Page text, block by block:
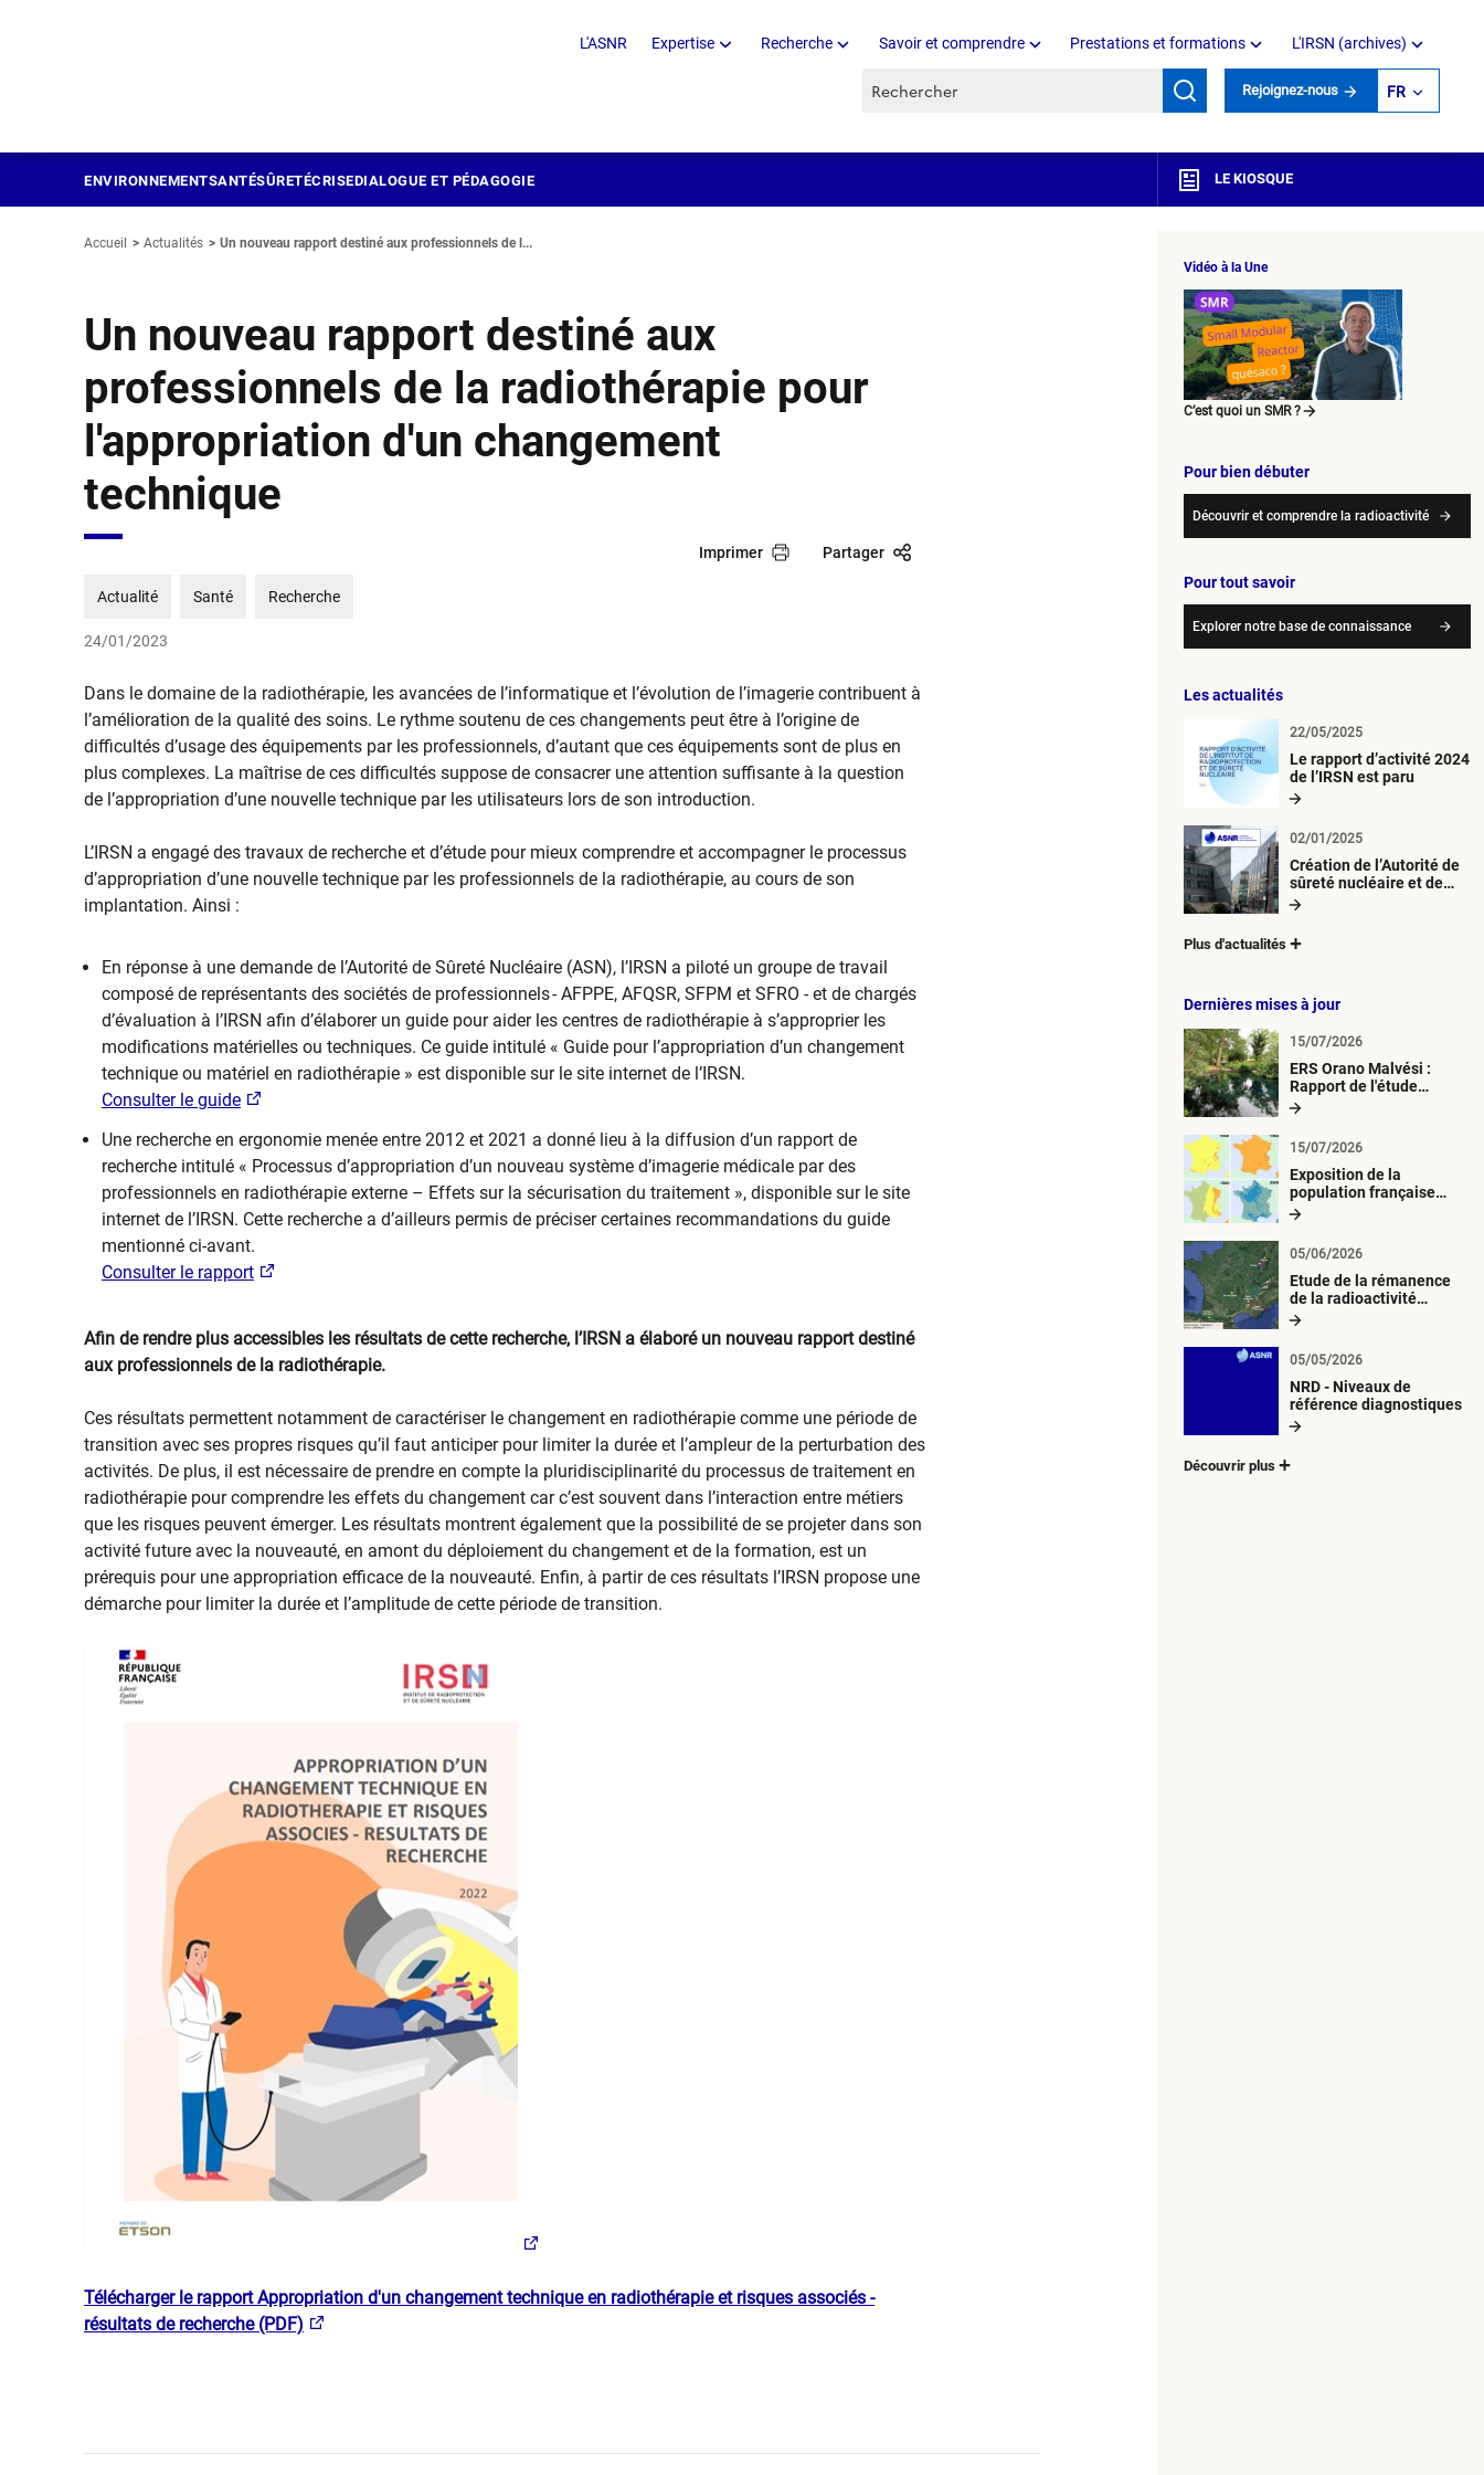
L'ASNR Expertise Recherche Savoir et comprendre Prestations et formations L'IRSN (archives)
Recherche par mots clés Rejoignez-nous FR
ENVIRONNEMENTSANTÉSÛRETÉCRISEDIALOGUE ET PÉDAGOGIE LE KIOSQUE
Accueil Actualités Un nouveau rapport destiné aux professionnels de l...
Un nouveau rapport destiné aux
professionnels de la radiothérapie pour
l'appropriation d'un changement
technique
Imprimer Partager
Actualité Santé Recherche
24/01/2023
Dans le domaine de la radiothérapie, les avancées de l’informatique et l’évolution de l’imagerie contribuent à
l’amélioration de la qualité des soins. Le rythme soutenu de ces changements peut être à l’origine de
difficultés d’usage des équipements par les professionnels, d’autant que ces équipements sont de plus en
plus complexes. La maîtrise de ces difficultés suppose de consacrer une attention suffisante à la question
de l’appropriation d’une nouvelle technique par les utilisateurs lors de son introduction.
L’IRSN a engagé des travaux de recherche et d’étude pour mieux comprendre et accompagner le processus
d’appropriation d’une nouvelle technique par les professionnels de la radiothérapie, au cours de son
implantation. Ainsi :
​​En réponse à une demande de l’Autorité de Sûreté Nucléaire (ASN), l’IRSN a piloté un groupe de travail
composé de représentants des sociétés de professionnels - AFPPE, AFQSR, SFPM et SFRO - et de chargés
d’évaluation à l’IRSN afin d’élaborer un gu​ide pour aider les centres de radiothérapie à s’approprier les
modifications matérielles ou techniques. Ce guide intitulé « Guide pour l’appropriation d’un changement
technique ou matériel en radiothérapie » est disponible sur le site internet de l’IRSN.
​​Consulter le guide
​​Une recherche en ergonomie menée entre 2012 et 2021 a donné lieu à la diffusion d’un rapport de
recherche intitulé « Proce​ssus d’appropriation d’un nouveau système d’imagerie médicale par des
professionnels en radiothérapie externe – Effets sur la sécurisation du traitement​ », disponible sur le site
internet de l’IRSN. Cette recherche a d’ailleurs permis de préciser certaines recommandations du guide
mentionné ci-avant.
Consulter le rapport​
Afin de rendre plus accessibles les résultats de cette recherche, l’IRSN a élaboré un nouveau rapport destiné
aux professionnels de la radiothérapie.
Ces résultats permettent notamment de caractériser le changement en radiothérapie comme une période de
transition avec ses propres risques qu’il faut anticiper pour limiter la durée et l’ampleur de la perturbation des
activités. De plus, il est nécessaire de prendre en compte la pluridisciplinarité du processus de traitement en
radiothérapie pour comprendre les effets du changement car c’est souvent dans l’interaction entre métiers
que les risques peuvent émerger. Les résultats montrent également que la possibilité de se projeter dans son
activité future avec la nouveauté, en amont du déploiement du changement et de la formation, est un
prérequis pour une appropriation efficace de la nouveauté. Enfin, à partir de ces résultats l’IRSN propose une
démarche pour limiter la durée et l’amplitude de cette période de transition.​
Télécharger le rapport Appropriation d'un changement techniq​ue en radiothérapie et risques associés -
résultats de recherche (PDF)
Vidéo à la Une
C’est quoi un SMR ?
Pour bien débuter
Découvrir et comprendre la radioactivité
Pour tout savoir
Explorer notre base de connaissance
Les actualités
Le rapport d’activité 2024
de l’IRSN est paru
22/05/2025
Création de l’Autorité de
sûreté nucléaire et de
radioprotection (ASNR)
02/01/2025
Plus d'actualités
Dernières mises à jour
ERS Orano Malvési :
Rapport de l'étude
radiologique du milieu
15/07/2026
Exposition de la
population française
métropolitaine aux
atmosphériques
radioactives depuis 1945
15/07/2026
Etude de la rémanence
de la radioactivité
d’origine artificielle
05/06/2026
NRD - Niveaux de
référence diagnostiques
05/05/2026
Découvrir plus